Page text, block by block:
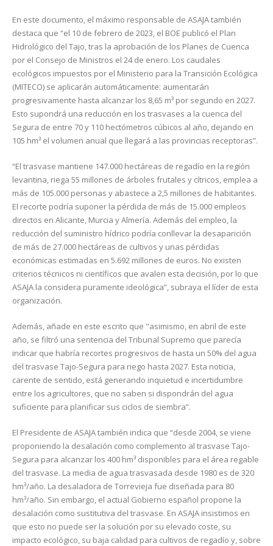
En este documento, el máximo responsable de ASAJA también
destaca que “el 10 de febrero de 2023, el BOE publicó el Plan
Hidrológico del Tajo, tras la aprobación de los Planes de Cuenca
por el Consejo de Ministros el 24 de enero. Los caudales
ecológicos impuestos por el Ministerio para la Transición Ecológica
(MITECO) se aplicarán automáticamente: aumentarán
progresivamente hasta alcanzar los 8,65 m³ por segundo en 2027.
Esto supondrá una reducción en los trasvases a la cuenca del
Segura de entre 70 y 110 hectómetros cúbicos al año, dejando en
105 hm³ el volumen anual que llegará a las provincias receptoras”.
“El trasvase mantiene 147.000 hectáreas de regadío en la región
levantina, riega 55 millones de árboles frutales y cítricos, emplea a
más de 105.000 personas y abastece a 2,5 millones de habitantes.
El recorte podría suponer la pérdida de más de 15.000 empleos
directos en Alicante, Murcia y Almería. Además del empleo, la
reducción del suministro hídrico podría conllevar la desaparición
de más de 27.000 hectáreas de cultivos y unas pérdidas
económicas estimadas en 5.692 millones de euros. No existen
criterios técnicos ni científicos que avalen esta decisión, por lo que
ASAJA la considera puramente ideológica”, subraya el líder de esta
organización.
Además, añade en este escrito que "asimismo, en abril de este
año, se filtró una sentencia del Tribunal Supremo que parecía
indicar que habría recortes progresivos de hasta un 50% del agua
del trasvase Tajo-Segura para riego hasta 2027. Esta noticia,
carente de sentido, está generando inquietud e incertidumbre
entre los agricultores, que no saben si dispondrán del agua
suficiente para planificar sus ciclos de siembra”.
El Presidente de ASAJA también indica que “desde 2004, se viene
proponiendo la desalación como complemento al trasvase Tajo-
Segura para alcanzar los 400 hm³ disponibles para el área regable
del trasvase. La media de agua trasvasada desde 1980 es de 320
hm³/año. La desaladora de Torrevieja fue diseñada para 80
hm³/año. Sin embargo, el actual Gobierno español propone la
desalación como sustitutiva del trasvase. En ASAJA insistimos en
que esto no puede ser la solución por su elevado coste, su
impacto ecológico, su baja calidad para cultivos de regadío y, sobre